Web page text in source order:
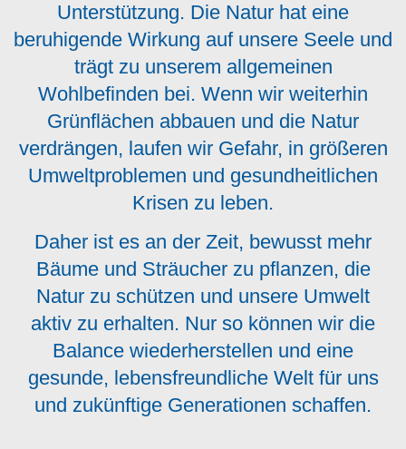
Unterstützung. Die Natur hat eine
beruhigende Wirkung auf unsere Seele und
trägt zu unserem allgemeinen
Wohlbefinden bei. Wenn wir weiterhin
Grünflächen abbauen und die Natur
verdrängen, laufen wir Gefahr, in größeren
Umweltproblemen und gesundheitlichen
Krisen zu leben.
Daher ist es an der Zeit, bewusst mehr
Bäume und Sträucher zu pflanzen, die
Natur zu schützen und unsere Umwelt
aktiv zu erhalten. Nur so können wir die
Balance wiederherstellen und eine
gesunde, lebensfreundliche Welt für uns
und zukünftige Generationen schaffen.